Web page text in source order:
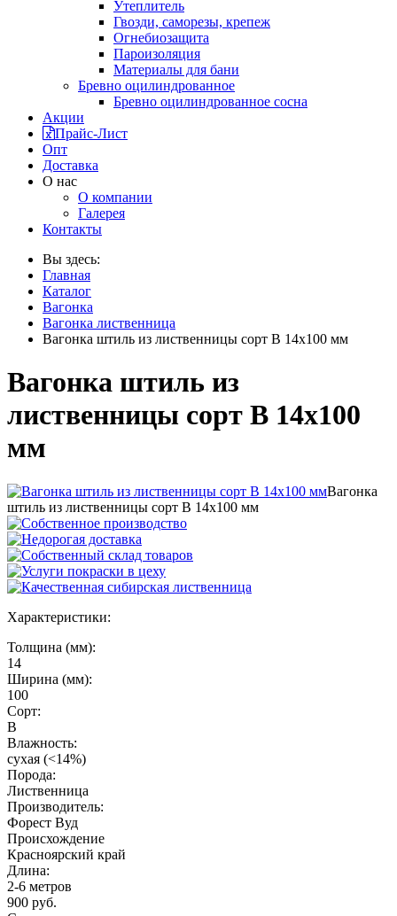
Утеплитель
Гвозди, саморезы, крепеж
Огнебиозащита
Пароизоляция
Материалы для бани
Бревно оцилиндрованное
Бревно оцилиндрованное сосна
Акции
Прайс-Лист
Опт
Доставка
О нас
О компании
Галерея
Контакты
Вы здесь:
Главная
Каталог
Вагонка
Вагонка лиственница
Вагонка штиль из лиственницы сорт В 14x100 мм
Вагонка штиль из
лиственницы сорт В 14x100
мм
Вагонка
штиль из лиственницы сорт В 14x100 мм
Характеристики:
Толщина (мм):
14
Ширина (мм):
100
Сорт:
B
Влажность:
сухая (<14%)
Порода:
Лиственница
Производитель:
Форест Вуд
Происхождение
Красноярский край
Длина:
2-6 метров
900 руб.